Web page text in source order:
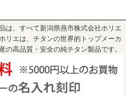
は、すべて新潟県燕市株式会社ホリエ
リエは、チタンの世界的トップメーカ
の高品質・安全の純チタン製品です。